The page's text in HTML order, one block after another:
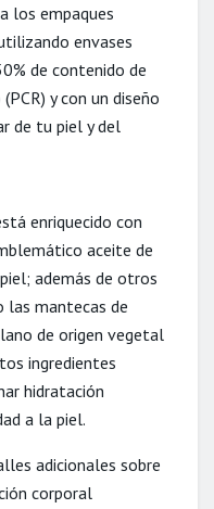
los empaques
envases
de contenido de
y con un diseño
de tu piel y del
enriquecido con
aceite de
además de otros
las mantecas de
de origen vegetal
ingredientes
hidratación
a la piel.
adicionales sobre
corporal